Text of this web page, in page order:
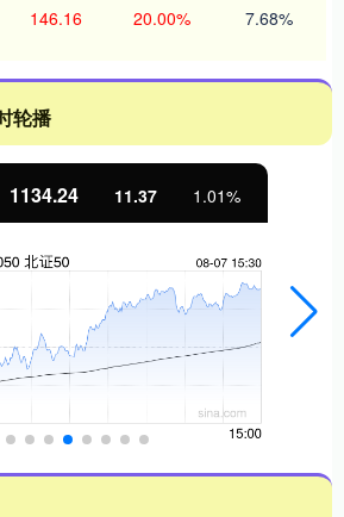
146.16 20.00% 7.68%
轮播
1134.24 11.37 1.01%